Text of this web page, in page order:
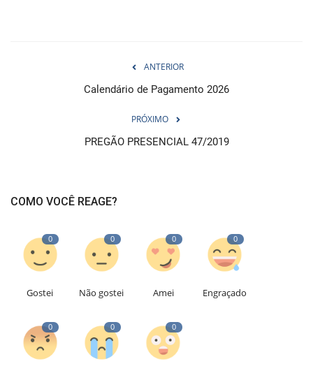
ANTERIOR
Calendário de Pagamento 2026
PRÓXIMO
PREGÃO PRESENCIAL 47/2019
COMO VOCÊ REAGE?
0
Gostei
0
Não gostei
0
Amei
0
Engraçado
0 0 0